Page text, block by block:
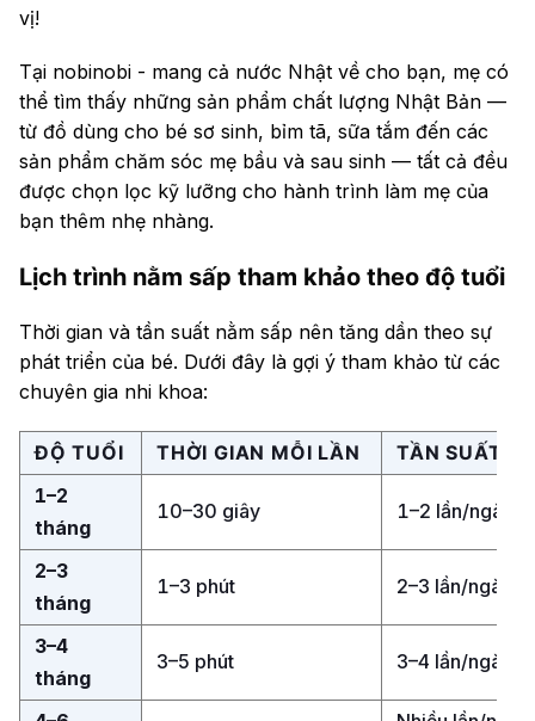
vị!
Tại nobinobi - mang cả nước Nhật về cho bạn, mẹ có
thể tìm thấy những sản phẩm chất lượng Nhật Bản —
từ đồ dùng cho bé sơ sinh, bỉm tã, sữa tắm đến các
sản phẩm chăm sóc mẹ bầu và sau sinh — tất cả đều
được chọn lọc kỹ lưỡng cho hành trình làm mẹ của
bạn thêm nhẹ nhàng.
Lịch trình nằm sấp tham khảo theo độ tuổi
Thời gian và tần suất nằm sấp nên tăng dần theo sự
phát triển của bé. Dưới đây là gợi ý tham khảo từ các
chuyên gia nhi khoa:
ĐỘ TUỔI THỜI GIAN MỖI LẦN
TẦN SUẤT
1–2
tháng
10–30 giây 1–2 lần/ngày
2–3
tháng
1–3 phút 2–3 lần/ngày
3–4
tháng
3–5 phút 3–4 lần/ngày
THỜI GIAN MỖI LẦN TẦN SUẤT
10–30 giây 1–2 lần/ngày
1–3 phút 2–3 lần/ngày
3–5 phút 3–4 lần/ngày